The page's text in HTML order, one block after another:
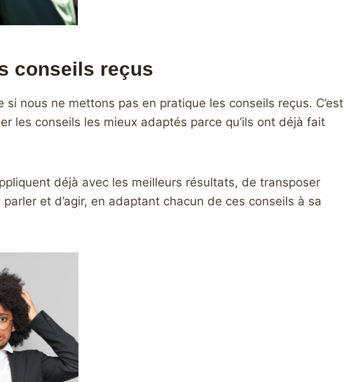
conseils reçus
si nous ne mettons pas en pratique les conseils reçus. C’est
les conseils les mieux adaptés parce qu’ils ont déjà fait
déjà avec les meilleurs résultats, de transposer
et d’agir, en adaptant chacun de ces conseils à sa